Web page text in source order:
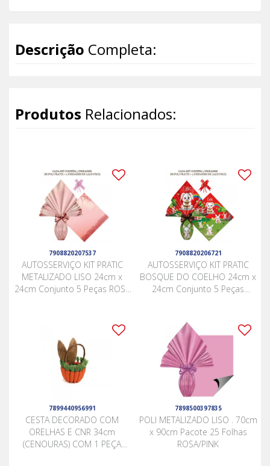
Descrição Completa:
Produtos Relacionados:
7908820207537
AUTOSSERVIÇO KIT PRATIC
METALIZADO LISO 24cm x
24cm Conjunto 5 Peças ROSE
7908820206721
AUTOSSERVIÇO KIT PRATIC
BOSQUE DO COELHO 24cm x
24cm Conjunto 5 Peças
7899440956991
CESTA DECORADO COM
ORELHAS E CNR 34cm
(CENOURAS) COM 1 PEÇA
7898500397835
POLI METALIZADO LISO . 70cm
x 90cm Pacote 25 Folhas
ROSA/PINK